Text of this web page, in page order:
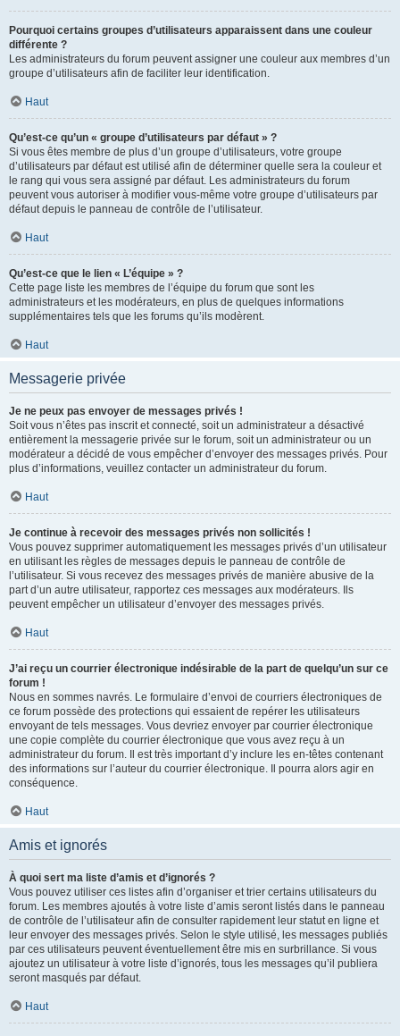
Pourquoi certains groupes d’utilisateurs apparaissent dans une couleur
différente ?
Les administrateurs du forum peuvent assigner une couleur aux membres d’un
groupe d’utilisateurs afin de faciliter leur identification.
Haut
Qu’est-ce qu’un « groupe d’utilisateurs par défaut » ?
Si vous êtes membre de plus d’un groupe d’utilisateurs, votre groupe
d’utilisateurs par défaut est utilisé afin de déterminer quelle sera la couleur et
le rang qui vous sera assigné par défaut. Les administrateurs du forum
peuvent vous autoriser à modifier vous-même votre groupe d’utilisateurs par
défaut depuis le panneau de contrôle de l’utilisateur.
Haut
Qu’est-ce que le lien « L’équipe » ?
Cette page liste les membres de l’équipe du forum que sont les
administrateurs et les modérateurs, en plus de quelques informations
supplémentaires tels que les forums qu’ils modèrent.
Haut
Messagerie privée
Je ne peux pas envoyer de messages privés !
Soit vous n’êtes pas inscrit et connecté, soit un administrateur a désactivé
entièrement la messagerie privée sur le forum, soit un administrateur ou un
modérateur a décidé de vous empêcher d’envoyer des messages privés. Pour
plus d’informations, veuillez contacter un administrateur du forum.
Haut
Je continue à recevoir des messages privés non sollicités !
Vous pouvez supprimer automatiquement les messages privés d’un utilisateur
en utilisant les règles de messages depuis le panneau de contrôle de
l’utilisateur. Si vous recevez des messages privés de manière abusive de la
part d’un autre utilisateur, rapportez ces messages aux modérateurs. Ils
peuvent empêcher un utilisateur d’envoyer des messages privés.
Haut
J’ai reçu un courrier électronique indésirable de la part de quelqu’un sur ce
forum !
Nous en sommes navrés. Le formulaire d’envoi de courriers électroniques de
ce forum possède des protections qui essaient de repérer les utilisateurs
envoyant de tels messages. Vous devriez envoyer par courrier électronique
une copie complète du courrier électronique que vous avez reçu à un
administrateur du forum. Il est très important d’y inclure les en-têtes contenant
des informations sur l’auteur du courrier électronique. Il pourra alors agir en
conséquence.
Haut
Amis et ignorés
À quoi sert ma liste d’amis et d’ignorés ?
Vous pouvez utiliser ces listes afin d’organiser et trier certains utilisateurs du
forum. Les membres ajoutés à votre liste d’amis seront listés dans le panneau
de contrôle de l’utilisateur afin de consulter rapidement leur statut en ligne et
leur envoyer des messages privés. Selon le style utilisé, les messages publiés
par ces utilisateurs peuvent éventuellement être mis en surbrillance. Si vous
ajoutez un utilisateur à votre liste d’ignorés, tous les messages qu’il publiera
seront masqués par défaut.
Haut